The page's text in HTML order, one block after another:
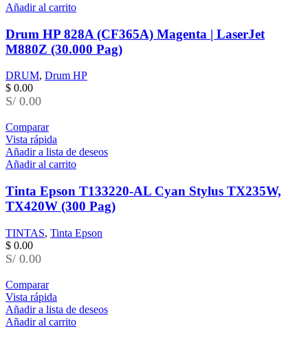
Añadir al carrito
Drum HP 828A (CF365A) Magenta | LaserJet
M880Z (30.000 Pag)
DRUM, Drum HP
$ 0.00
S/ 0.00
Comparar
Vista rápida
Añadir a lista de deseos
Añadir al carrito
Tinta Epson T133220-AL Cyan Stylus TX235W,
TX420W (300 Pag)
TINTAS, Tinta Epson
$ 0.00
S/ 0.00
Comparar
Vista rápida
Añadir a lista de deseos
Añadir al carrito